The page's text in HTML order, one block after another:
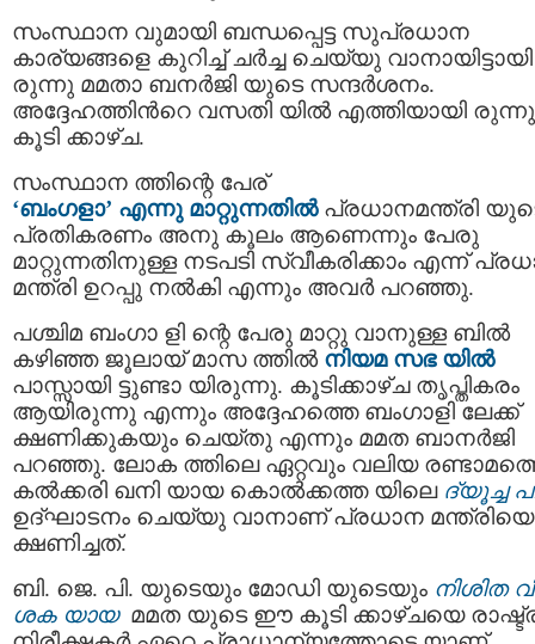
സംസ്ഥാന വുമായി ബന്ധപ്പെട്ട സുപ്രധാന
കാര്യങ്ങളെ കുറിച്ച് ചര്‍ച്ച ചെയ്യു വാനായിട്ടായി
രുന്നു മമതാ ബനര്‍ജി യുടെ സന്ദര്‍ശനം.
അദ്ദേഹത്തിന്‍റെ വസതി യില്‍ എത്തിയായി രുന്നു
കൂടി ക്കാഴ്ച.
സംസ്ഥാന ത്തിന്റെ പേര്
‘ബംഗളാ’ എന്നു മാറ്റുന്നതില്‍പ്രധാനമന്ത്രി
പ്രതികരണം അനു കൂലം ആണെന്നും പേരു
മാറ്റുന്നതിനുള്ള നടപടി സ്വീകരിക്കാം എന്ന്
മന്ത്രി ഉറപ്പു നൽകി എന്നും അവർ പറഞ്ഞു.
പശ്ചിമ ബംഗാ ളി ന്റെ പേരു മാറ്റു വാനുള്ള ബില്‍
കഴിഞ്ഞ ജൂലായ് മാസ ത്തില്‍ നിയമ സഭ യില്‍
പാസ്സായി ട്ടുണ്ടാ യിരുന്നു. കൂടിക്കാഴ്ച തൃപ്തികരം
ആയിരുന്നു എന്നും അദ്ദേഹത്തെ ബംഗാളി ലേക്ക്
ക്ഷണിക്കുകയും ചെയ്തു എന്നും മമത ബാനർജി
പറഞ്ഞു. ലോക ത്തിലെ ഏറ്റവും വലിയ
കൽക്കരി ഖനി യായ കൊൽക്കത്ത യിലെ ദ്യൂച്ച
ഉദ്ഘാടനം ചെയ്യു വാനാണ് പ്രധാന മന്ത്രിയെ
ക്ഷണിച്ചത്.
ബി. ജെ. പി. യുടെയും മോഡി യുടെയും നിശിത
ശക യായമമത യുടെ ഈ കൂടി ക്കാഴ്ചയെ